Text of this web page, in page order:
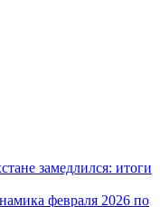
замедлился: итоги
февраля 2026 по